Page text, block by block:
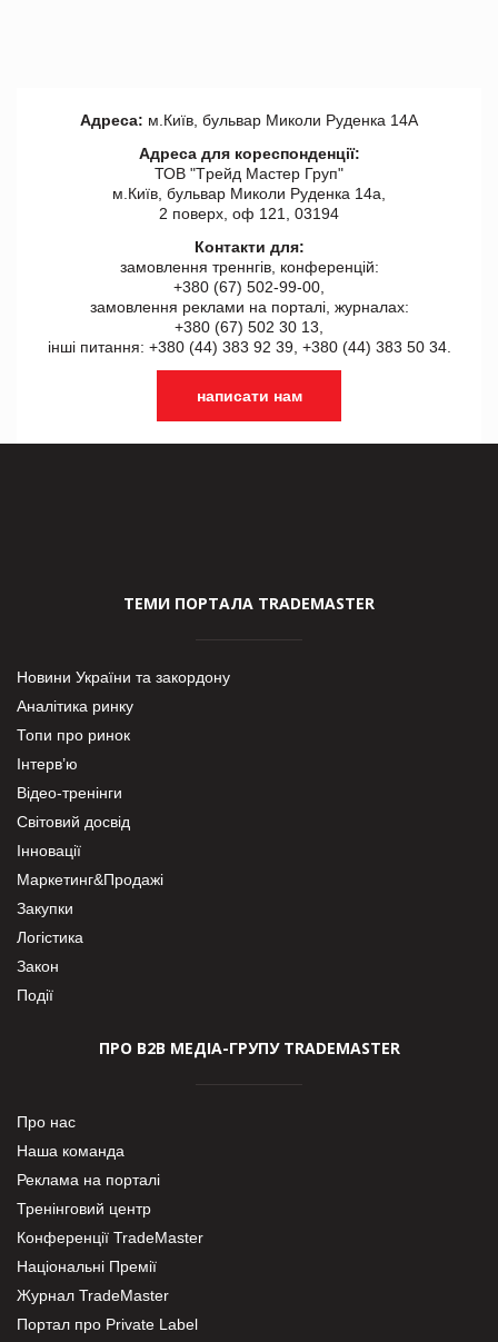
Адреса: м.Київ, бульвар Миколи Руденка 14А
Адреса для кореспонденції:
ТОВ "Tрейд Мастер Груп"
м.Київ, бульвар Миколи Руденка 14а,
2 поверх, оф 121, 03194
Контакти для:
замовлення треннгів, конференцій:
+380 (67) 502-99-00,
замовлення реклами на порталі, журналах:
+380 (67) 502 30 13,
інші питання: +380 (44) 383 92 39, +380 (44) 383 50 34.
написати нам
ТЕМИ ПОРТАЛА TRADEMASTER
Новини України та закордону
Аналітика ринку
Топи про ринок
Інтерв’ю
Відео-тренінги
Світовий досвід
Інновації
Маркетинг&Продажі
Закупки
Логістика
Закон
Події
ПРО В2В МЕДІА-ГРУПУ TRADEMASTER
Про нас
Наша команда
Реклама на порталі
Тренінговий центр
Конференції TradeMaster
Національні Премії
Журнал TradeMaster
Портал про Private Label